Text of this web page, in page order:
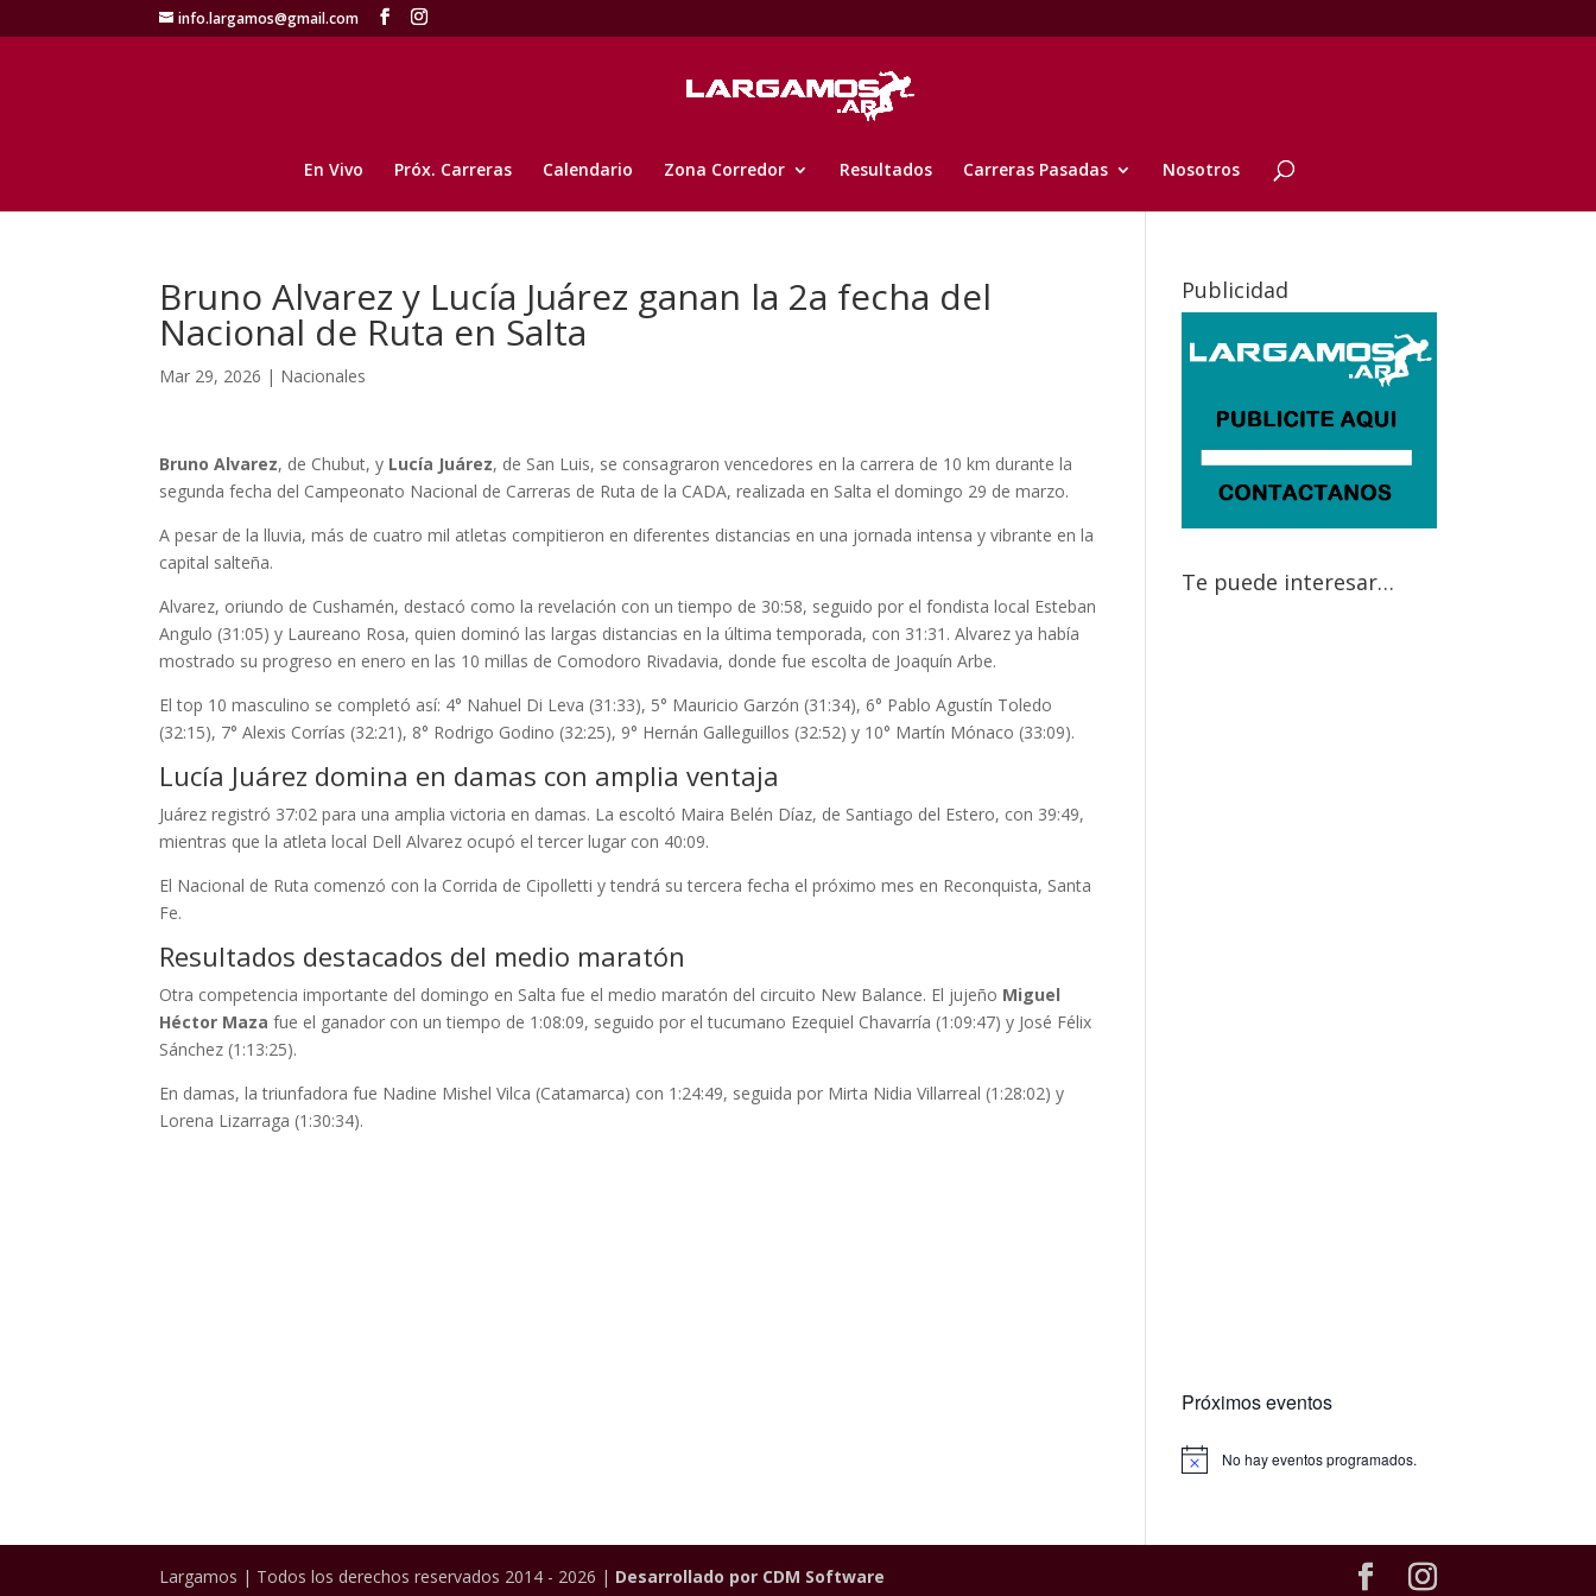
info.largamos@gmail.com
En Vivo Próx. Carreras Calendario Zona Corredor Resultados Carreras Pasadas Nosotros
Bruno Alvarez y Lucía Juárez ganan la 2a fecha del
Nacional de Ruta en Salta
Mar 29, 2026 | Nacionales
Bruno Alvarez, de Chubut, y Lucía Juárez, de San Luis, se consagraron vencedores en la carrera de 10 km durante la
segunda fecha del Campeonato Nacional de Carreras de Ruta de la CADA, realizada en Salta el domingo 29 de marzo.
A pesar de la lluvia, más de cuatro mil atletas compitieron en diferentes distancias en una jornada intensa y vibrante en la
capital salteña.
Alvarez, oriundo de Cushamén, destacó como la revelación con un tiempo de 30:58, seguido por el fondista local Esteban
Angulo (31:05) y Laureano Rosa, quien dominó las largas distancias en la última temporada, con 31:31. Alvarez ya había
mostrado su progreso en enero en las 10 millas de Comodoro Rivadavia, donde fue escolta de Joaquín Arbe.
El top 10 masculino se completó así: 4° Nahuel Di Leva (31:33), 5° Mauricio Garzón (31:34), 6° Pablo Agustín Toledo
(32:15), 7° Alexis Corrías (32:21), 8° Rodrigo Godino (32:25), 9° Hernán Galleguillos (32:52) y 10° Martín Mónaco (33:09).
Lucía Juárez domina en damas con amplia ventaja
Juárez registró 37:02 para una amplia victoria en damas. La escoltó Maira Belén Díaz, de Santiago del Estero, con 39:49,
mientras que la atleta local Dell Alvarez ocupó el tercer lugar con 40:09.
El Nacional de Ruta comenzó con la Corrida de Cipolletti y tendrá su tercera fecha el próximo mes en Reconquista, Santa
Fe.
Resultados destacados del medio maratón
Otra competencia importante del domingo en Salta fue el medio maratón del circuito New Balance. El jujeño Miguel
Héctor Maza fue el ganador con un tiempo de 1:08:09, seguido por el tucumano Ezequiel Chavarría (1:09:47) y José Félix
Sánchez (1:13:25).
En damas, la triunfadora fue Nadine Mishel Vilca (Catamarca) con 1:24:49, seguida por Mirta Nidia Villarreal (1:28:02) y
Lorena Lizarraga (1:30:34).
Publicidad
Te puede interesar…
Próximos eventos
No hay eventos programados.
Largamos | Todos los derechos reservados 2014 - 2026 | Desarrollado por CDM Software